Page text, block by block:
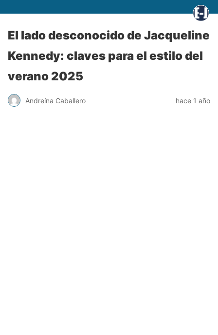
El lado desconocido de Jacqueline
Kennedy: claves para el estilo del
verano 2025
Andreína Caballero hace 1 año